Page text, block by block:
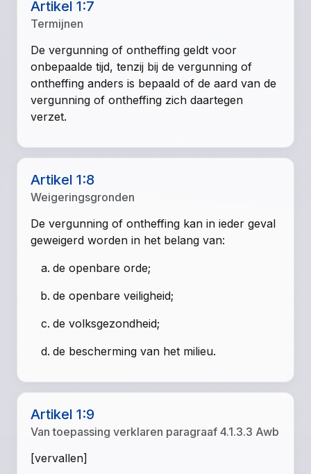
Artikel 1:7
Termijnen
De vergunning of ontheffing geldt voor
onbepaalde tijd, tenzij bij de vergunning of
ontheffing anders is bepaald of de aard van de
vergunning of ontheffing zich daartegen
verzet.
Artikel 1:8
Weigeringsgronden
De vergunning of ontheffing kan in ieder geval
geweigerd worden in het belang van:
de openbare orde;
de openbare veiligheid;
de volksgezondheid;
de bescherming van het milieu.
Artikel 1:9
Van toepassing verklaren paragraaf 4.1.3.3 Awb
[vervallen]